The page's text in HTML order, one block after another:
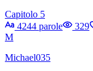
Capitolo 5
4244 parole
329
M
Michael035